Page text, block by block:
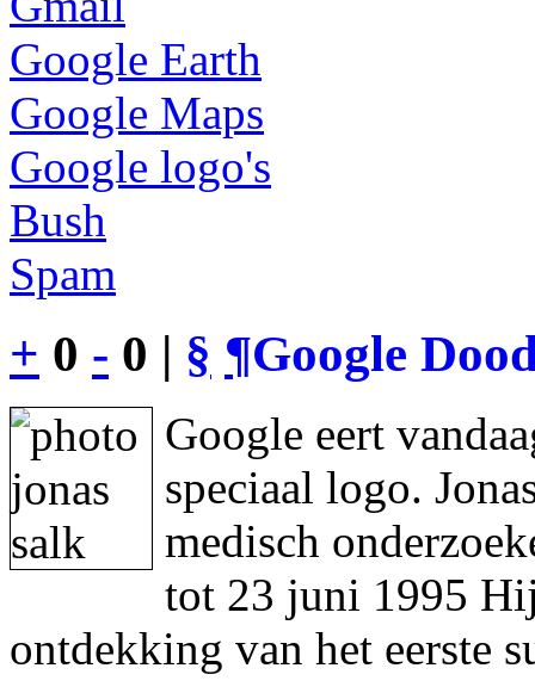
Google Earth
Google Maps
Google logo's
Bush
Spam
+ 0 - 0 | § ¶Google
Google eert
speciaal logo.
medisch
tot 23 juni 1995
ontdekking van het eerste